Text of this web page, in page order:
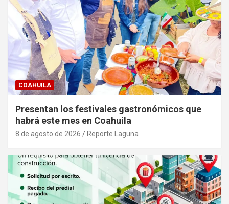
COAHUILA
Presentan los festivales gastronómicos que
habrá este mes en Coahuila
8 de agosto de 2026 Reporte Laguna